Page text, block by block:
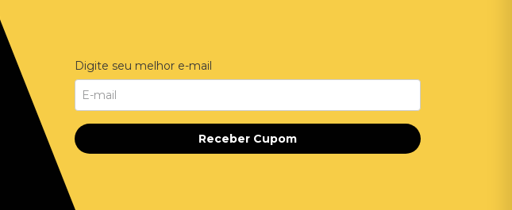
Digite seu melhor e-mail
Receber Cupom